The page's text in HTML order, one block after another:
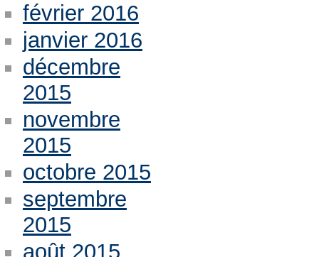
février 2016
janvier 2016
décembre
2015
novembre
2015
octobre 2015
septembre
2015
août 2015